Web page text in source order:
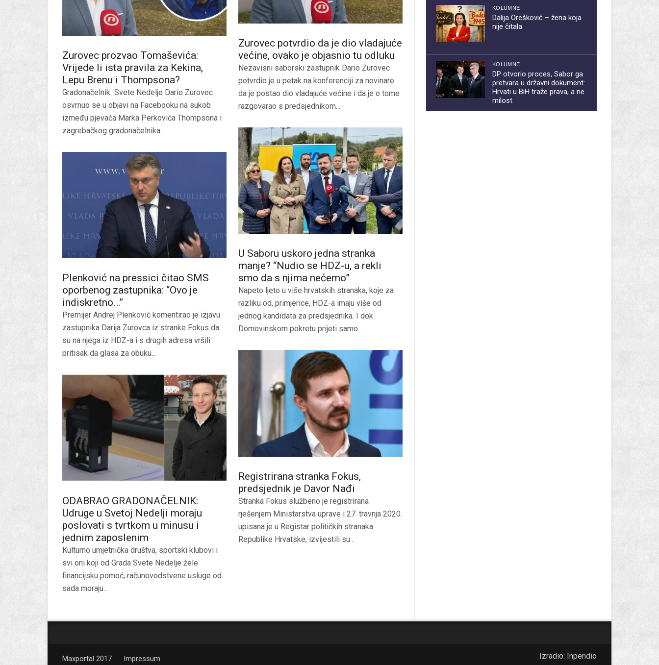
Zurovec potvrdio da je dio vladajuće
većine, ovako je objasnio tu odluku
Nezavisni saborski zastupnik Dario Zurovec
potvrdio je u petak na konferenciji za novinare
da je postao dio vladajuće većine i da je o tome
razgovarao s predsjednikom...
Zurovec prozvao Tomaševića:
Vrijede li ista pravila za Kekina,
Lepu Brenu i Thompsona?
Gradonačelnik Svete Nedelje Dario Zurovec
osvrnuo se u objavi na Facebooku na sukob
između pjevača Marka Perkovića Thompsona i
zagrebačkog gradonačelnika...
U Saboru uskoro jedna stranka
manje? “Nudio se HDZ-u, a rekli
smo da s njima nećemo”
Napeto ljeto u više hrvatskih stranaka, koje za
razliku od, primjerice, HDZ-a imaju više od
jednog kandidata za predsjednika. I dok
Domovinskom pokretu prijeti samo...
Plenković na pressici čitao SMS
oporbenog zastupnika: “Ovo je
indiskretno…”
Premijer Andrej Plenković komentirao je izjavu
zastupnika Darija Zurovca iz stranke Fokus da
su na njega iz HDZ-a i s drugih adresa vršili
pritisak da glasa za obuku...
Registrirana stranka Fokus,
predsjednik je Davor Nađi
Stranka Fokus službeno je registrirana
rješenjem Ministarstva uprave i 27. travnja 2020.
upisana je u Registar političkih stranaka
Republike Hrvatske, izvijestili su...
ODABRAO GRADONAČELNIK:
Udruge u Svetoj Nedelji moraju
poslovati s tvrtkom u minusu i
jednim zaposlenim
Kulturno umjetnička društva, sportski klubovi i
svi oni koji od Grada Svete Nedelje žele
financijsku pomoć, računovodstvene usluge od
sada moraju...
KOLUMNE
Dalija Orešković – žena koja
nije čitala
KOLUMNE
DP otvorio proces, Sabor ga
pretvara u državni dokument:
Hrvati u BiH traže prava, a ne
milost
Maxportal 2017 Impressum Izradio: Inpendio